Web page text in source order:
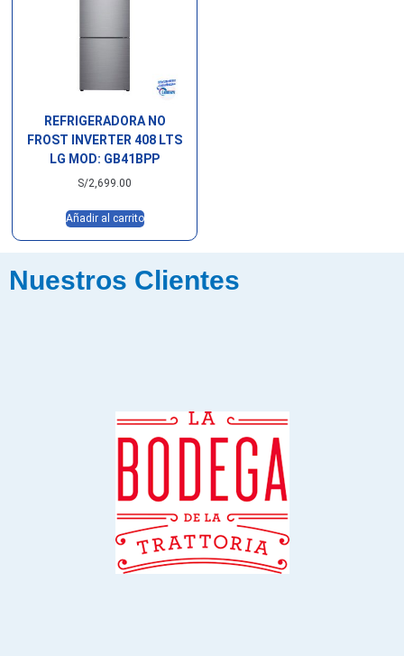
REFRIGERADORA NO
FROST INVERTER 408 LTS
LG MOD: GB41BPP
S/2,699.00
Añadir al carrito
Nuestros Clientes